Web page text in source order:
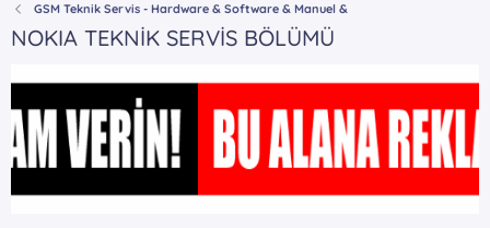
GSM Teknik Servis - Hardware & Software & Manuel &
NOKIA TEKNİK SERVİS BÖLÜMÜ